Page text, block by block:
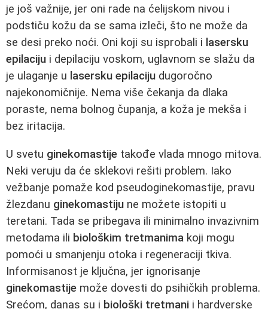
je još važnije, jer oni rade na ćelijskom nivou i
podstiču kožu da se sama izleči, što ne može da
se desi preko noći. Oni koji su isprobali i lasersku
epilaciju i depilaciju voskom, uglavnom se slažu da
je ulaganje u lasersku epilaciju dugoročno
najekonomičnije. Nema više čekanja da dlaka
poraste, nema bolnog čupanja, a koža je mekša i
bez iritacija.
U svetu ginekomastije takođe vlada mnogo mitova.
Neki veruju da će sklekovi rešiti problem. Iako
vežbanje pomaže kod pseudoginekomastije, pravu
žlezdanu ginekomastiju ne možete istopiti u
teretani. Tada se pribegava ili minimalno invazivnim
metodama ili biološkim tretmanima koji mogu
pomoći u smanjenju otoka i regeneraciji tkiva.
Informisanost je ključna, jer ignorisanje
ginekomastije može dovesti do psihičkih problema.
Srećom, danas su i biološki tretmani i hardverske